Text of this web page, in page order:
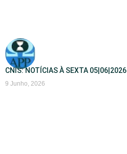
CNIS: NOTÍCIAS À SEXTA 05|06|2026
9 Junho, 2026